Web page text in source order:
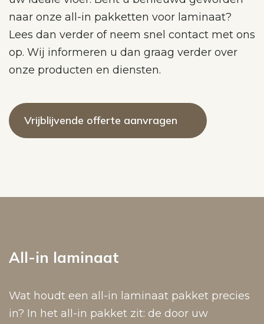
naar onze all-in pakketten voor laminaat?
Lees dan verder of neem snel contact met ons
op. Wij informeren u dan graag verder over
onze producten en diensten.
Vrijblijvende offerte aanvragen
All-in laminaat
Wat houdt een all-in laminaat pakket precies
in? In het all-in pakket zit: de door uw